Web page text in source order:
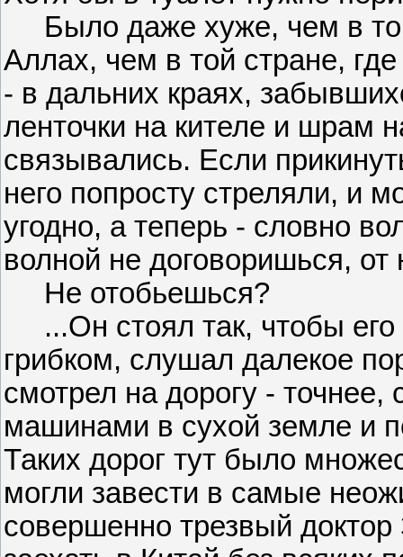
Было даже хуже, чем в
Аллах, чем в той стране,
- в дальних краях,
ленточки на кителе и шрам
связывались. Если
него попросту стреляли, и
угодно, а теперь - словно
волной не договоришься,
Не отобьешься?
...Он стоял так, чтобы его
грибком, слушал далекое
смотрел на дорогу -
машинами в сухой земле и
Таких дорог тут было
могли завести в самые
совершенно трезвый